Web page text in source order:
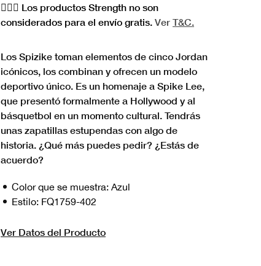
🏋🏻‍♀️ Los productos Strength no son
considerados para el envío gratis. Ver T&C.
Los Spizike toman elementos de cinco Jordan
icónicos, los combinan y ofrecen un modelo
deportivo único. Es un homenaje a Spike Lee,
que presentó formalmente a Hollywood y al
básquetbol en un momento cultural. Tendrás
unas zapatillas estupendas con algo de
historia. ¿Qué más puedes pedir? ¿Estás de
acuerdo?
Color que se muestra: Azul
Estilo: FQ1759-402
Ver Datos del Producto